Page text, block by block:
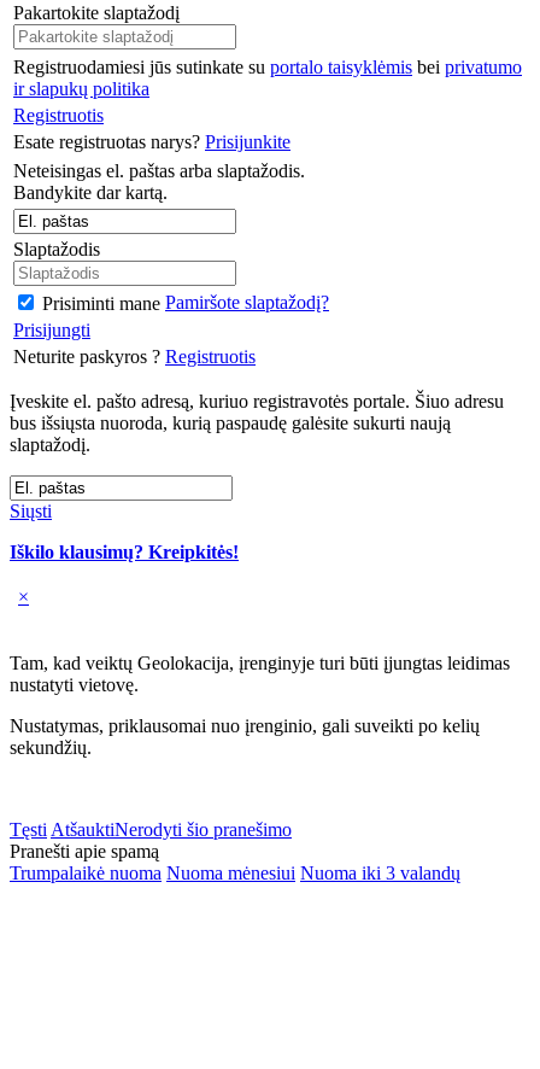
Pakartokite slaptažodį
Registruodamiesi jūs sutinkate su portalo taisyklėmis bei privatumo
ir slapukų politika
Registruotis
Esate registruotas narys? Prisijunkite
Neteisingas el. paštas arba slaptažodis.
Bandykite dar kartą.
Slaptažodis
Prisiminti mane Pamiršote slaptažodį?
Prisijungti
Neturite paskyros ? Registruotis
Įveskite el. pašto adresą, kuriuo registravotės portale. Šiuo adresu
bus išsiųsta nuoroda, kurią paspaudę galėsite sukurti naują
slaptažodį.
Siųsti
Iškilo klausimų? Kreipkitės!
×
Tam, kad veiktų Geolokacija, įrenginyje turi būti įjungtas leidimas
nustatyti vietovę.
Nustatymas, priklausomai nuo įrenginio, gali suveikti po kelių
sekundžių.
Tęsti AtšauktiNerodyti šio pranešimo
Pranešti apie spamą
Trumpalaikė nuoma Nuoma mėnesiui Nuoma iki 3 valandų